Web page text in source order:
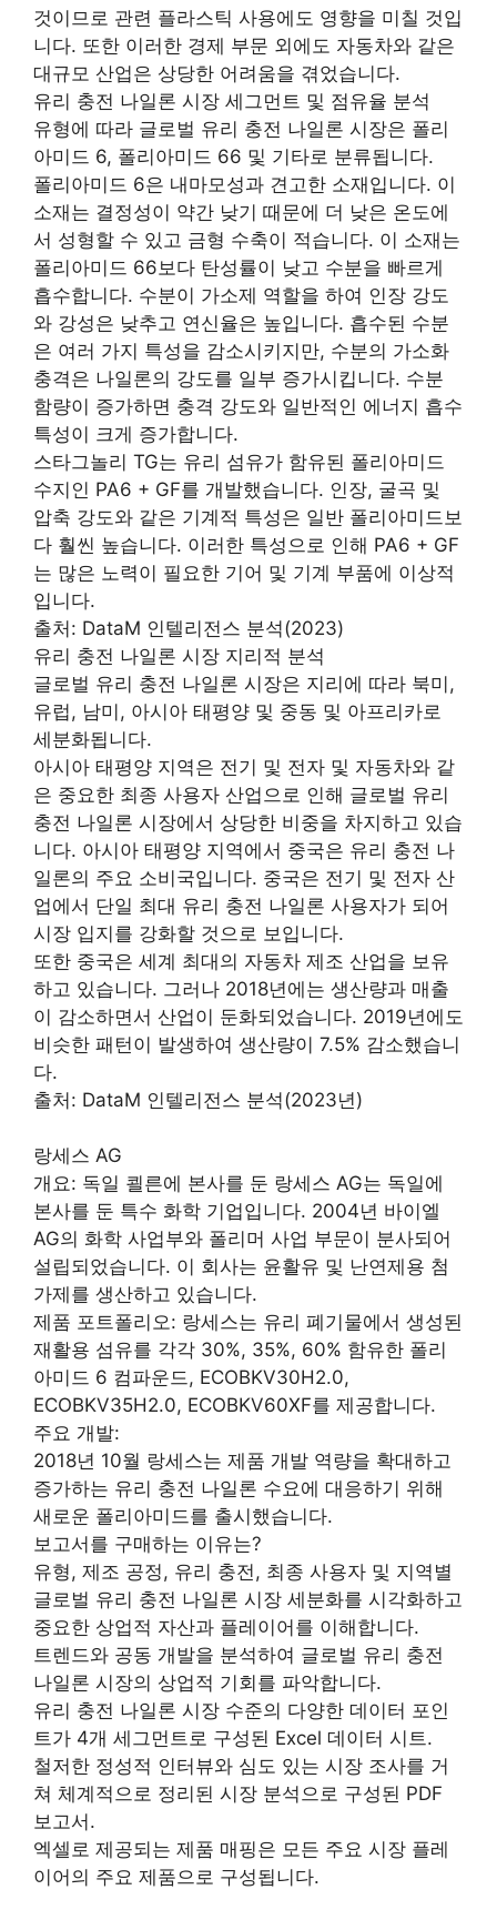
것이므로 관련 플라스틱 사용에도 영향을 미칠 것입
니다. 또한 이러한 경제 부문 외에도 자동차와 같은
대규모 산업은 상당한 어려움을 겪었습니다.
유리 충전 나일론 시장 세그먼트 및 점유율 분석
유형에 따라 글로벌 유리 충전 나일론 시장은 폴리
아미드 6, 폴리아미드 66 및 기타로 분류됩니다.
폴리아미드 6은 내마모성과 견고한 소재입니다. 이
소재는 결정성이 약간 낮기 때문에 더 낮은 온도에
서 성형할 수 있고 금형 수축이 적습니다. 이 소재는
폴리아미드 66보다 탄성률이 낮고 수분을 빠르게
흡수합니다. 수분이 가소제 역할을 하여 인장 강도
와 강성은 낮추고 연신율은 높입니다. 흡수된 수분
은 여러 가지 특성을 감소시키지만, 수분의 가소화
충격은 나일론의 강도를 일부 증가시킵니다. 수분
함량이 증가하면 충격 강도와 일반적인 에너지 흡수
특성이 크게 증가합니다.
스타그놀리 TG는 유리 섬유가 함유된 폴리아미드
수지인 PA6 + GF를 개발했습니다. 인장, 굴곡 및
압축 강도와 같은 기계적 특성은 일반 폴리아미드보
다 훨씬 높습니다. 이러한 특성으로 인해 PA6 + GF
는 많은 노력이 필요한 기어 및 기계 부품에 이상적
입니다.
출처: DataM 인텔리전스 분석(2023)
유리 충전 나일론 시장 지리적 분석
글로벌 유리 충전 나일론 시장은 지리에 따라 북미,
유럽, 남미, 아시아 태평양 및 중동 및 아프리카로
세분화됩니다.
아시아 태평양 지역은 전기 및 전자 및 자동차와 같
은 중요한 최종 사용자 산업으로 인해 글로벌 유리
충전 나일론 시장에서 상당한 비중을 차지하고 있습
니다. 아시아 태평양 지역에서 중국은 유리 충전 나
일론의 주요 소비국입니다. 중국은 전기 및 전자 산
업에서 단일 최대 유리 충전 나일론 사용자가 되어
시장 입지를 강화할 것으로 보입니다.
또한 중국은 세계 최대의 자동차 제조 산업을 보유
하고 있습니다. 그러나 2018년에는 생산량과 매출
이 감소하면서 산업이 둔화되었습니다. 2019년에도
비슷한 패턴이 발생하여 생산량이 7.5% 감소했습니
다.
출처: DataM 인텔리전스 분석(2023년)
랑세스 AG
개요: 독일 쾰른에 본사를 둔 랑세스 AG는 독일에
본사를 둔 특수 화학 기업입니다. 2004년 바이엘
AG의 화학 사업부와 폴리머 사업 부문이 분사되어
설립되었습니다. 이 회사는 윤활유 및 난연제용 첨
가제를 생산하고 있습니다.
제품 포트폴리오: 랑세스는 유리 폐기물에서 생성된
재활용 섬유를 각각 30%, 35%, 60% 함유한 폴리
아미드 6 컴파운드, ECOBKV30H2.0,
ECOBKV35H2.0, ECOBKV60XF를 제공합니다.
주요 개발:
2018년 10월 랑세스는 제품 개발 역량을 확대하고
증가하는 유리 충전 나일론 수요에 대응하기 위해
새로운 폴리아미드를 출시했습니다.
보고서를 구매하는 이유는?
유형, 제조 공정, 유리 충전, 최종 사용자 및 지역별
글로벌 유리 충전 나일론 시장 세분화를 시각화하고
중요한 상업적 자산과 플레이어를 이해합니다.
트렌드와 공동 개발을 분석하여 글로벌 유리 충전
나일론 시장의 상업적 기회를 파악합니다.
유리 충전 나일론 시장 수준의 다양한 데이터 포인
트가 4개 세그먼트로 구성된 Excel 데이터 시트.
철저한 정성적 인터뷰와 심도 있는 시장 조사를 거
쳐 체계적으로 정리된 시장 분석으로 구성된 PDF
보고서.
엑셀로 제공되는 제품 매핑은 모든 주요 시장 플레
이어의 주요 제품으로 구성됩니다.